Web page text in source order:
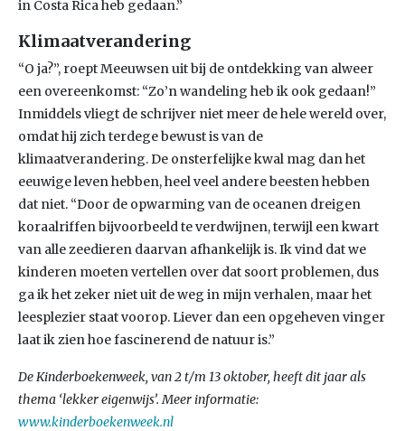
in Costa Rica heb gedaan.”
Klimaatverandering
“O ja?”, roept Meeuwsen uit bij de ontdekking van alweer
een overeenkomst: “Zo’n wandeling heb ik ook gedaan!”
Inmiddels vliegt de schrijver niet meer de hele wereld over,
omdat hij zich terdege bewust is van de
klimaatverandering. De onsterfelijke kwal mag dan het
eeuwige leven hebben, heel veel andere beesten hebben
dat niet. “Door de opwarming van de oceanen dreigen
koraalriffen bijvoorbeeld te verdwijnen, terwijl een kwart
van alle zeedieren daarvan afhankelijk is. Ik vind dat we
kinderen moeten vertellen over dat soort problemen, dus
ga ik het zeker niet uit de weg in mijn verhalen, maar het
leesplezier staat voorop. Liever dan een opgeheven vinger
laat ik zien hoe fascinerend de natuur is.”
De Kinderboekenweek, van 2 t/m 13 oktober, heeft dit jaar als
thema ‘lekker eigenwijs’. Meer informatie:
www.kinderboekenweek.nl